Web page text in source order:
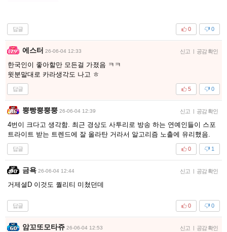
답글 0
0
에스터 26-06-04 12:33 신고 | 공감 확인
한국인이 좋아할만 모든걸 가졌음 ㅋㅋ
윗분말대로 카라생각도 나고 ㅎ
답글 0
5
뿡빵뿡뿡뿡 26-06-04 12:39 신고 | 공감 확인
4번이 크다고 생각함. 최근 경상도 사투리로 방송 하는 연예인들이 스포
트라이트 받는 트렌드에 잘 올라탄 거라서 알고리즘 노출에 유리했음.
답글 1
0
금욕 26-06-04 12:44 신고 | 공감 확인
거제셜D 이것도 퀄리티 미쳤던데
답글 0
0
암꼬또모타쥬 26-06-04 12:53 신고 | 공감 확인